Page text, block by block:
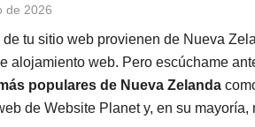
de 2026
tu sitio web provienen de Nueva
alojamiento web. Pero escúchame
populares de Nueva Zelanda
de Website Planet y, en su